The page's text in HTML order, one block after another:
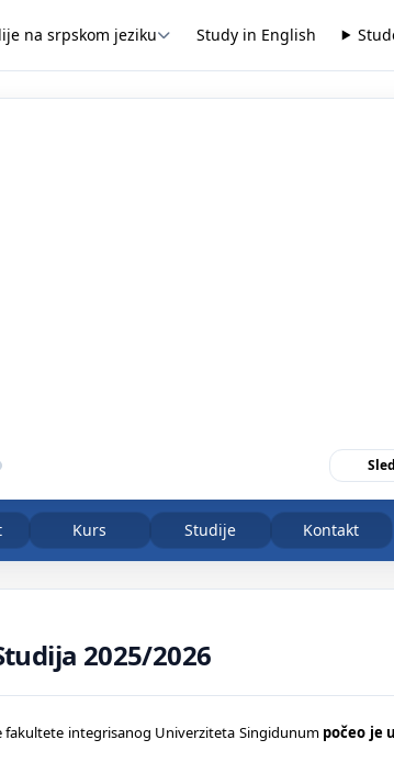
na srpskom jeziku Study in English
Kurs Studije Kontakt
2025/2026
fakultete integrisanog Univerziteta Singidunum počeo je